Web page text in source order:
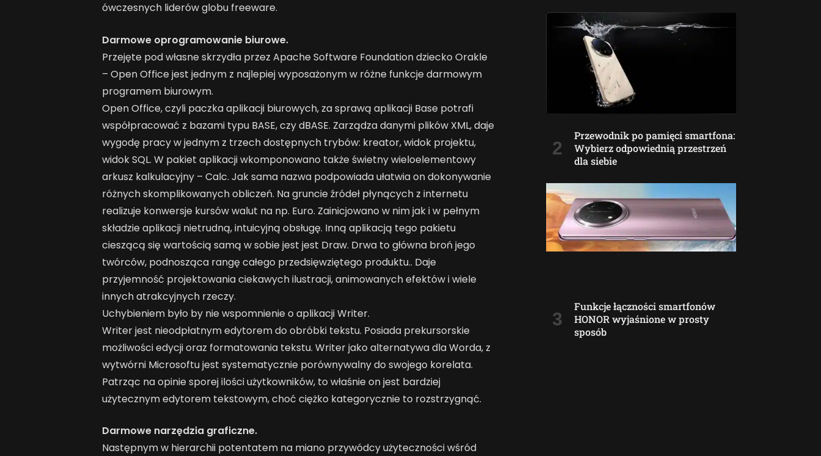
ówczesnych liderów globu freeware.
Darmowe oprogramowanie biurowe.
Przejęte pod własne skrzydła przez Apache Software Foundation dziecko Orakle
– Open Office jest jednym z najlepiej wyposażonym w różne funkcje darmowym
programem biurowym.
Open Office, czyli paczka aplikacji biurowych, za sprawą aplikacji Base potrafi
współpracować z bazami typu BASE, czy dBASE. Zarządza danymi plików XML, daje
wygodę pracy w jednym z trzech dostępnych trybów: kreator, widok projektu,
widok SQL. W pakiet aplikacji wkomponowano także świetny wieloelementowy
arkusz kalkulacyjny – Calc. Jak sama nazwa podpowiada ułatwia on dokonywanie
różnych skomplikowanych obliczeń. Na gruncie źródeł płynących z internetu
realizuje konwersje kursów walut na np. Euro. Zainicjowano w nim jak i w pełnym
składzie aplikacji nietrudną, intuicyjną obsługę. Inną aplikacją tego pakietu
cieszącą się wartością samą w sobie jest jest Draw. Drwa to główna broń jego
twórców, podnosząca rangę całego przedsięwziętego produktu.. Daje
przyjemność projektowania ciekawych ilustracji, animowanych efektów i wiele
innych atrakcyjnych rzeczy.
Uchybieniem było by nie wspomnienie o aplikacji Writer.
Writer jest nieodpłatnym edytorem do obróbki tekstu. Posiada prekursorskie
możliwości edycji oraz formatowania tekstu. Writer jako alternatywa dla Worda, z
wytwórni Microsoftu jest systematycznie porównywalny do swojego korelata.
Patrząc na opinie sporej ilości użytkowników, to właśnie on jest bardziej
użytecznym edytorem tekstowym, choć ciężko kategorycznie to rozstrzygnąć.
Darmowe narzędzia graficzne.
Następnym w hierarchii potentatem na miano przywódcy użyteczności wśród
Przewodnik po pamięci smartfona:
Wybierz odpowiednią przestrzeń
dla siebie
Funkcje łączności smartfonów
HONOR wyjaśnione w prosty
sposób